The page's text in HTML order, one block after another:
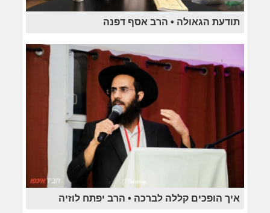
תודעת הגאולה • הרב אסף דפנה
איך הופכים קללה לברכה • הרב יפתח לוזיה